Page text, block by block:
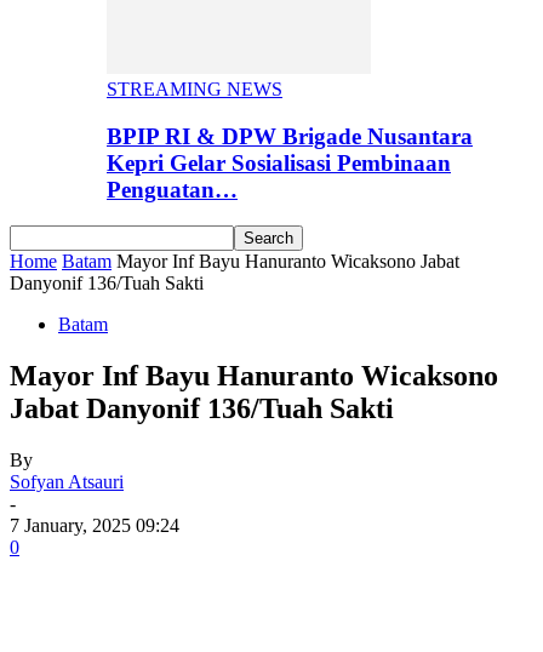
STREAMING NEWS
BPIP RI & DPW Brigade Nusantara
Kepri Gelar Sosialisasi Pembinaan
Penguatan…
Home Batam Mayor Inf Bayu Hanuranto Wicaksono Jabat
Danyonif 136/Tuah Sakti
Batam
Mayor Inf Bayu Hanuranto Wicaksono
Jabat Danyonif 136/Tuah Sakti
By
Sofyan Atsauri
-
7 January, 2025 09:24
0